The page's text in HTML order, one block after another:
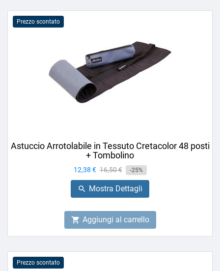
Prezzo scontato
Astuccio Arrotolabile in Tessuto Cretacolor 48 posti
+ Tombolino
Prezzo
12,38 € Prezzo
base
16,50 € -25%
 Mostra Dettagli
 Aggiungi al carrello
Prezzo scontato